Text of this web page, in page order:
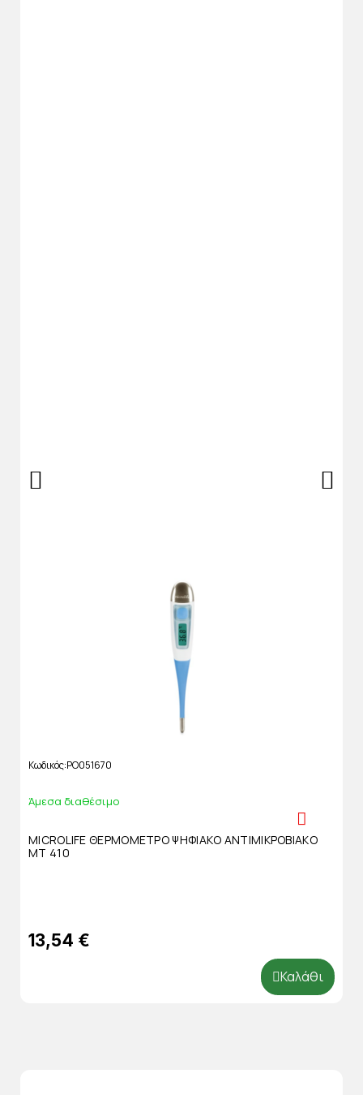
Κωδικός PO051670
Άμεσα διαθέσιμο
MICROLIFE ΘΕΡΜΟΜΕΤΡΟ ΨΗΦΙΑΚΟ ΑΝΤΙΜΙΚΡΟΒΙΑΚΟ
ΜΤ 410
13,54 €
Καλάθι